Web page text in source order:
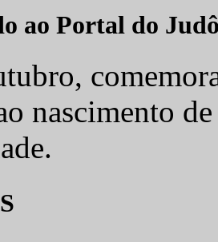
ao Portal do
nascimento